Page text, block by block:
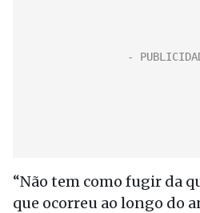
“Não tem como fugir da
que ocorreu ao longo do